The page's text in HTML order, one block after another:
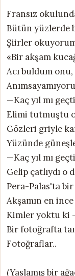
Fransız
Bütün yüzlerde
Şiirler
«Bir akşam
Acı buldum onu,
—Kaç yıl mı
Elimi tutmuştu
Gözleri griyle
Yüzünde
—Kaç yıl mı
Gelip çatlıydı o
Pera-Palas'ta
Akşamın en
Kimler yoktu ki
Bir fotoğrafta
Fotoğraflar..
(Yaslamış bir